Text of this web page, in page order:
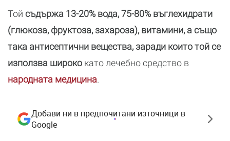
Той съдържа 13-20% вода, 75-80% въглехидрати
(глюкоза, фруктоза, захароза), витамини, а също
така антисептични вещества, заради които той се
използва широко като лечебно средство в
народната медицина.
Добави ни в предпочитани източници в
Google